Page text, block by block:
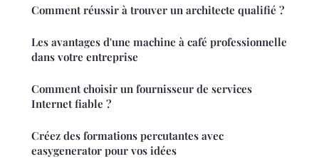
Comment réussir à trouver un architecte qualifié ?
Les avantages d'une machine à café professionnelle
dans votre entreprise
Comment choisir un fournisseur de services
Internet fiable ?
Créez des formations percutantes avec
easygenerator pour vos idées